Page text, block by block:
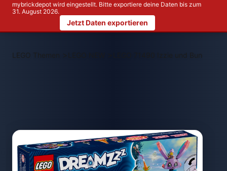
mybrickdepot wird eingestellt. Bitte exportiere deine Daten bis zum
31. August 2026.
Jetzt Daten exportieren
LEGO Themen > LEGO 71490 Izzie und